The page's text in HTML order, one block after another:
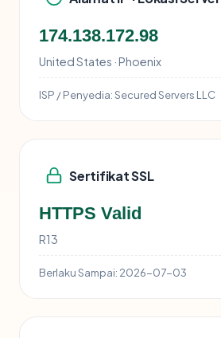
174.138.172.98
United States · Phoenix
ISP / Penyedia:Secured Servers LLC
Sertifikat SSL
HTTPS Valid
R13
Berlaku Sampai: 2026-07-03